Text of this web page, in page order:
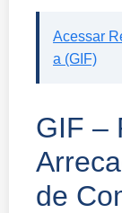
Acessar
a (GIF)
GIF –
de